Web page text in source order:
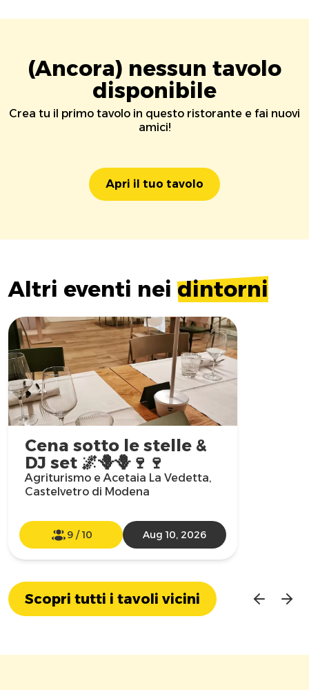
(Ancora) nessun tavolo
disponibile
Crea tu il primo tavolo in questo ristorante e fai nuovi
amici!
Apri il tuo tavolo
Altri eventi nei dintorni
Cena sotto le stelle &
DJ set 🌌🪻🪻🍷🍷
Agriturismo e Acetaia La Vedetta,
Castelvetro di Modena
9/10 Aug 10, 2026
Scopri tutti i tavoli vicini